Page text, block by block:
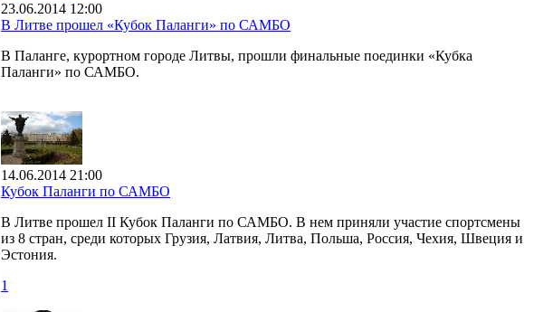
23.06.2014 12:00
В Литве прошел «Кубок Паланги» по САМБО
В Паланге, курортном городе Литвы, прошли финальные поединки «Кубка
Паланги» по САМБО.
14.06.2014 21:00
Кубок Паланги по САМБО
В Литве прошел II Кубок Паланги по САМБО. В нем приняли участие спортсмены
из 8 стран, среди которых Грузия, Латвия, Литва, Польша, Россия, Чехия, Швеция и
Эстония.
1